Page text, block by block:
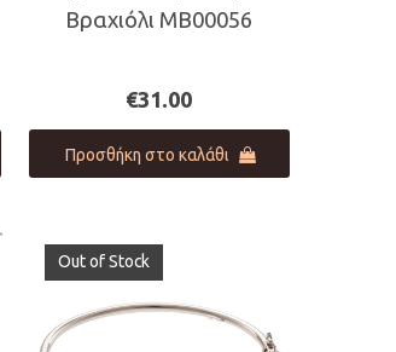
Βραχιόλι MB00056
€31.00
Προσθήκη στο καλάθι
Out of Stock